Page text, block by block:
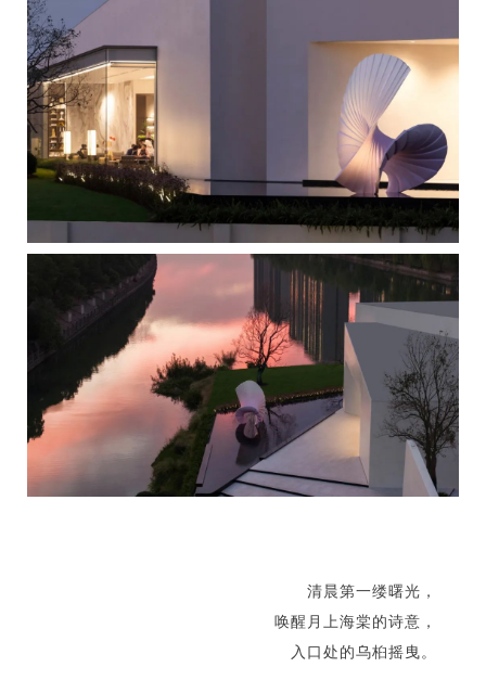
清晨第一缕曙光，
唤醒月上海棠的诗意，
入口处的乌桕摇曳。